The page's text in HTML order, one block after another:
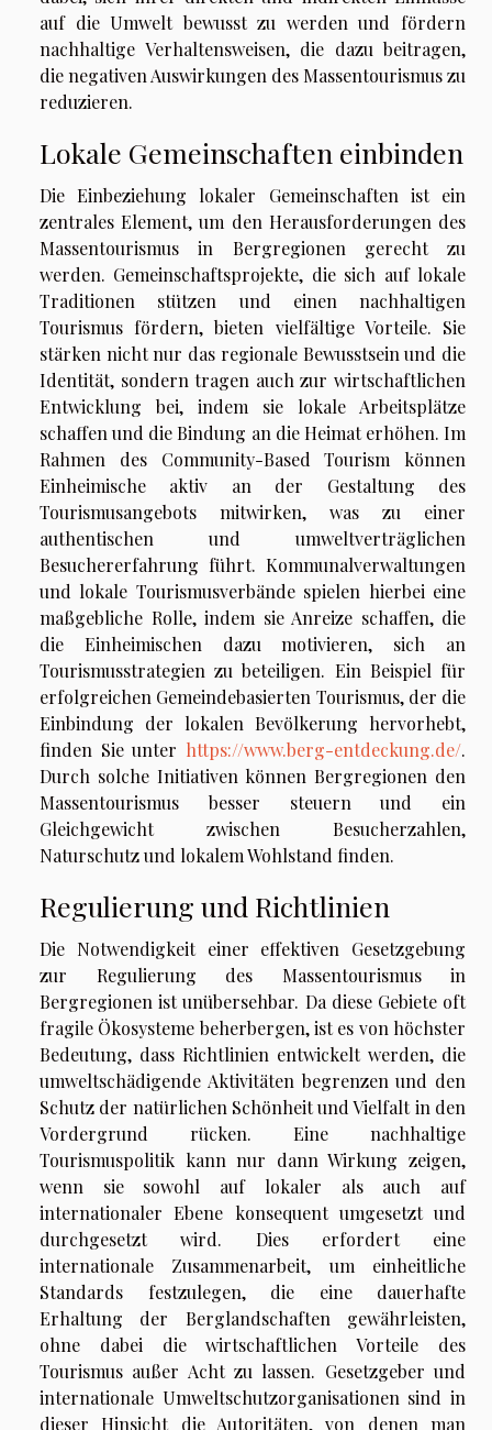
auf die Umwelt bewusst zu werden und fördern
nachhaltige Verhaltensweisen, die dazu beitragen,
die negativen Auswirkungen des Massentourismus zu
reduzieren.
Lokale Gemeinschaften einbinden
Die Einbeziehung lokaler Gemeinschaften ist ein
zentrales Element, um den Herausforderungen des
Massentourismus in Bergregionen gerecht zu
werden. Gemeinschaftsprojekte, die sich auf lokale
Traditionen stützen und einen nachhaltigen
Tourismus fördern, bieten vielfältige Vorteile. Sie
stärken nicht nur das regionale Bewusstsein und die
Identität, sondern tragen auch zur wirtschaftlichen
Entwicklung bei, indem sie lokale Arbeitsplätze
schaffen und die Bindung an die Heimat erhöhen. Im
Rahmen des Community-Based Tourism können
Einheimische aktiv an der Gestaltung des
Tourismusangebots mitwirken, was zu einer
authentischen und umweltverträglichen
Besuchererfahrung führt. Kommunalverwaltungen
und lokale Tourismusverbände spielen hierbei eine
maßgebliche Rolle, indem sie Anreize schaffen, die
die Einheimischen dazu motivieren, sich an
Tourismusstrategien zu beteiligen. Ein Beispiel für
erfolgreichen Gemeindebasierten Tourismus, der die
Einbindung der lokalen Bevölkerung hervorhebt,
finden Sie unter https://www.berg-entdeckung.de/.
Durch solche Initiativen können Bergregionen den
Massentourismus besser steuern und ein
Gleichgewicht zwischen Besucherzahlen,
Naturschutz und lokalem Wohlstand finden.
Regulierung und Richtlinien
Die Notwendigkeit einer effektiven Gesetzgebung
zur Regulierung des Massentourismus in
Bergregionen ist unübersehbar. Da diese Gebiete oft
fragile Ökosysteme beherbergen, ist es von höchster
Bedeutung, dass Richtlinien entwickelt werden, die
umweltschädigende Aktivitäten begrenzen und den
Schutz der natürlichen Schönheit und Vielfalt in den
Vordergrund rücken. Eine nachhaltige
Tourismuspolitik kann nur dann Wirkung zeigen,
wenn sie sowohl auf lokaler als auch auf
internationaler Ebene konsequent umgesetzt und
durchgesetzt wird. Dies erfordert eine
internationale Zusammenarbeit, um einheitliche
Standards festzulegen, die eine dauerhafte
Erhaltung der Berglandschaften gewährleisten,
ohne dabei die wirtschaftlichen Vorteile des
Tourismus außer Acht zu lassen. Gesetzgeber und
internationale Umweltschutzorganisationen sind in
dieser Hinsicht die Autoritäten, von denen man